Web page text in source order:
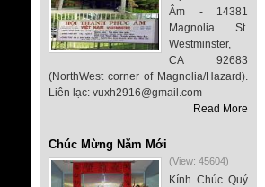
Âm - 14381
Magnolia St.
Westminster,
CA 92683
(NorthWest corner of Magnolia/Hazard).
Liên lạc: vuxh2916@gmail.com
Read More
Chúc Mừng Năm Mới
(View: 45604)
Kính Chúc Quý